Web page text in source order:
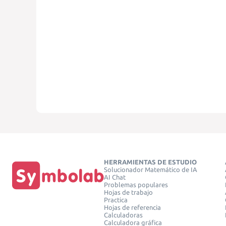
HERRAMIENTAS DE ESTUDIO
Solucionador Matemático de IA
AI Chat
Problemas populares
Hojas de trabajo
Practica
Hojas de referencia
Calculadoras
Calculadora gráfica